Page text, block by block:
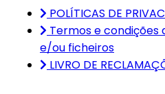
POLÍTICAS DE
Termos e condições
e/ou ficheiros
LIVRO DE